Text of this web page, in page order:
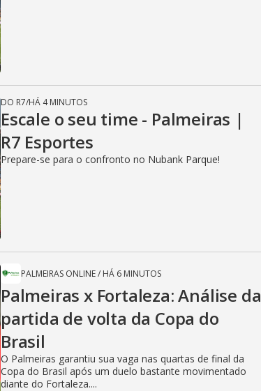
DO R7/HÁ 4 MINUTOS
Escale o seu time - Palmeiras |
R7 Esportes
Prepare-se para o confronto no Nubank Parque!
PALMEIRAS ONLINE/ HÁ 6 MINUTOS
Palmeiras x Fortaleza: Análise da
partida de volta da Copa do
Brasil
O Palmeiras garantiu sua vaga nas quartas de final da
Copa do Brasil após um duelo bastante movimentado
diante do Fortaleza....